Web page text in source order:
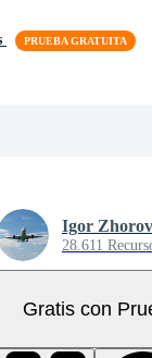
Igor Zhorov
28.611
Gratis con